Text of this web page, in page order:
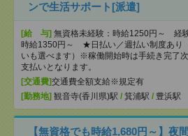
ンで生活サポート[派遣]
[給 与] 無資格未経験：時給1250円～ 経
時給1350円～ ★日払い／週払い制度あり
いも選べます）※稼働開始時は手続き完了
支払いとなります。
[交通費]交通費全額支給※規定有
[勤務地] 観音寺(香川県)駅 / 箕浦駅 / 豊浜駅
【無資格でも時給1,680円～】夜